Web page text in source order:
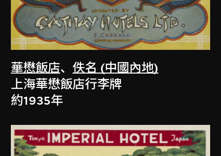
華懋飯店、佚名 (中國內地)
上海華懋飯店行李牌
約1935年